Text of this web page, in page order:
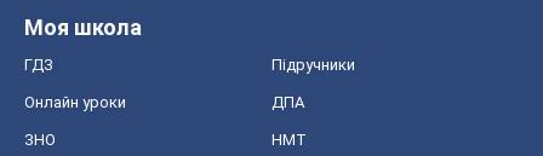
Моя школа
ГДЗ Підручники
Онлайн уроки ДПА
ЗНО НМТ